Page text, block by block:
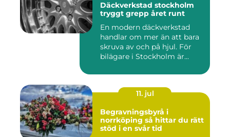
Däckverkstad stockholm
tryggt grepp året runt
En modern däckverkstad
handlar om mer än att bara
skruva av och på hjul. För
bilägare i Stockholm är...
11. jul
Begravningsbyrå i
norrköping så hittar du rätt
stöd i en svår tid